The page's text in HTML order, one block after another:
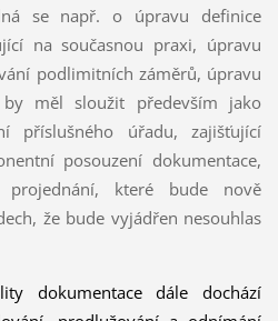
se např. o úpravu definice
na současnou praxi, úpravu
podlimitních záměrů, úpravu
měl sloužit především jako
příslušného úřadu, zajišťující
posouzení dokumentace,
projednání, které bude nově
že bude vyjádřen nesouhlas
dokumentace dále dochází